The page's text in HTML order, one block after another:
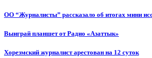
ОО “Журналисты” рассказало об итогах мини
Выиграй планшет от Радио «Азаттык»
Хорезмский журналист арестован на 12 суток